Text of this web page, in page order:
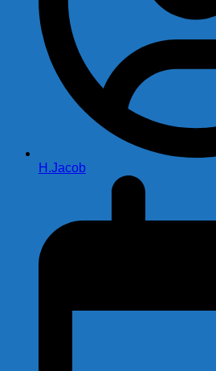
H.Jacob